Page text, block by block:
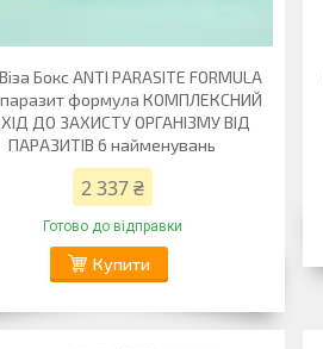
Бокс ANTI PARASITE FORMULA
формула КОМПЛЕКСНИЙ
ДО ЗАХИСТУ ОРГАНІЗМУ ВІД
ПАРАЗИТІВ 6 найменувань
2 337 ₴
Готово до відправки
Купити